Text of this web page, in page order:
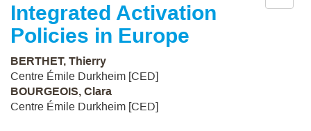
Integrated Activation
Policies in Europe
BERTHET, Thierry
Centre Émile Durkheim [CED]
BOURGEOIS, Clara
Centre Émile Durkheim [CED]